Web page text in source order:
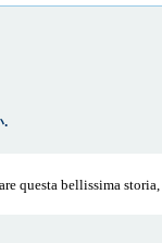
.
questa bellissima